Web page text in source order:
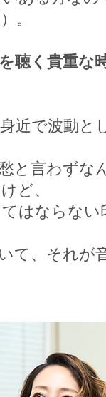
。
聴く貴重な
近で波動と
と言わずな
ど、
はならない
て、それが